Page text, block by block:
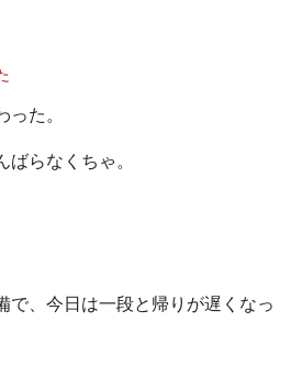
た。
らなくちゃ。
で、今日は一段と帰りが遅くなっ